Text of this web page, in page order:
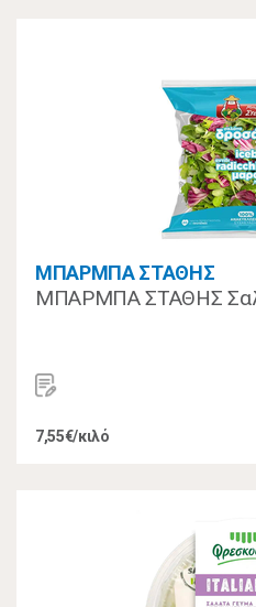
ΜΠΑΡΜΠΑ ΣΤΑΘΗΣ
ΜΠΑΡΜΠΑ ΣΤΑΘΗΣ
7,55€/κιλό